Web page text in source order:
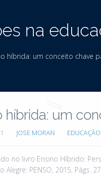
na
híbrida: um conceito chave
híbrida: um
JOSE MORAN
no livro Ensino Híbrido:
Alegre: PENSO, 2015,